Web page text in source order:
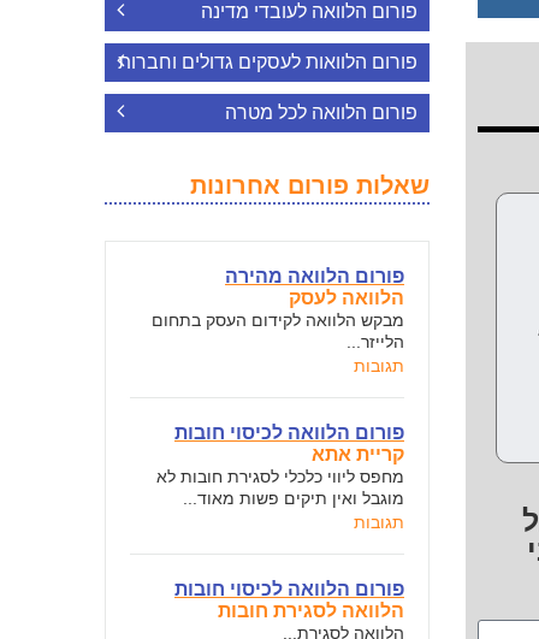
פורום הלוואה לעובדי מדינה
פורום הלוואות לעסקים גדולים וחברות
פורום הלוואה לכל מטרה
שאלות פורום אחרונות
פורום הלוואה מהירה
הלוואה לעסק
מבקש הלוואה לקידום העסק בתחום
הלייזר...
תגובות
פורום הלוואה לכיסוי חובות
קריית אתא
מחפס ליווי כלכלי לסגירת חובות לא
מוגבל ואין תיקים פשות מאוד...
תגובות
פורום הלוואה לכיסוי חובות
הלוואה לסגירת חובות
הלוואה לסגירת...